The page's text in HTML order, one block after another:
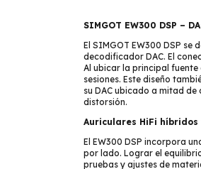
SIMGOT EW300 DSP –
El SIMGOT EW300 DSP
decodificador DAC. El
Al ubicar la principal
sesiones. Este diseño
su DAC ubicado a mitad
distorsión.
Auriculares HiFi híbridos
El EW300 DSP incorpora
por lado. Lograr el
pruebas y ajustes de